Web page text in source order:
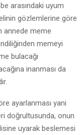
arasındaki uyum
gözlemlerine göre
annede meme
memeyi
bulacağı
inanması da
ayarlanması yani
doğrultusunda, onun
uyarak beslemesi